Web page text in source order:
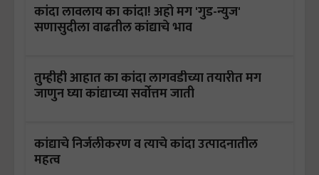
कांदा लावलाय का कांदा! अहो मग 'गुड-न्युज'
सणासुदीला वाढतील कांद्याचे भाव
तुम्हीही आहात का कांदा लागवडीच्या तयारीत मग
जाणुन घ्या कांद्याच्या सर्वोत्तम जाती
कांद्याचे निर्जलीकरण व त्याचे कांदा उत्पादनातील
महत्व